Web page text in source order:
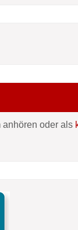
anhören oder als